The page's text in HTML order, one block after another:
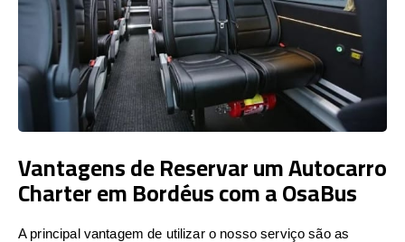
Vantagens de Reservar um Autocarro
Charter em Bordéus com a OsaBus
A principal vantagem de utilizar o nosso serviço são as